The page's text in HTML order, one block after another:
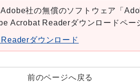
社の無償のソフトウェア「
Acrobat Readerダウンロードペー
ダウンロード
前のページへ戻る